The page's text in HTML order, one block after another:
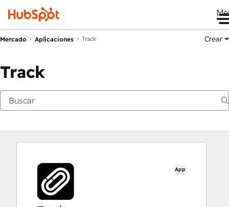
Mercado Aplicaciones Track Crear
Track
App